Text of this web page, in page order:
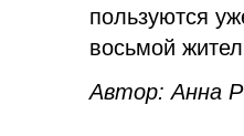
пользуются
восьмой
Автор: Анна